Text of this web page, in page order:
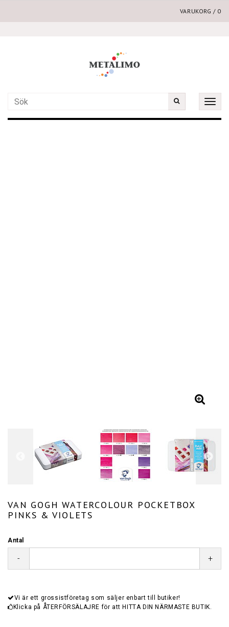
VARUKORG / 0
Toggle
VAN GOGH WATERCOLOUR POCKETBOX
PINKS & VIOLETS
Antal
- +
Vi är ett grossistföretag som säljer enbart till butiker!
Klicka på ÅTERFÖRSÄLAJRE för att HITTA DIN NÄRMASTE BUTIK.